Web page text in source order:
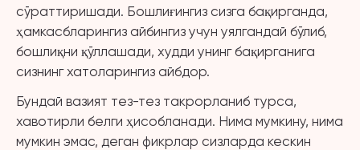
сўраттиришади. Бошлиғингиз сизга бақирганда,
ҳамкасбларингиз айбингиз учун уялгандай бўлиб,
бошлиқни қўллашади, худди унинг бақирганига
сизнинг хатоларингиз айбдор.
Бундай вазият тез-тез такрорланиб турса,
хавотирли белги ҳисобланади. Нима мумкину, нима
мумкин эмас, деган фикрлар сизларда кескин